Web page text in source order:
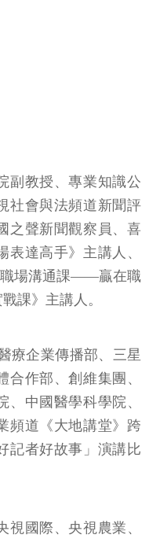
副教授、專業知識公
社會與法頻道新聞評
之聲新聞觀察員、喜
達高手》主講人、
職場溝通課——贏在職
課》主講人。
療企業傳播部、三星
作部、創維集團、
中國醫學科學院、
頻道《大地講堂》跨
記者好故事」演講比
國際、央視農業、